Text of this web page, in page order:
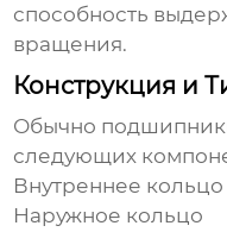
способность
вращения.
Конструкция и
Обычно
следующих
Внутреннее кольцо
Наружное кольцо